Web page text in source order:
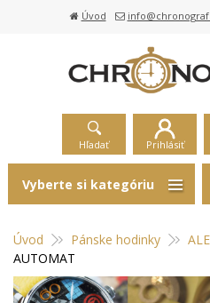
Úvod
Hľadať Prihlásiť
Úvod Pánske hodinky
AUTOMAT
Vyberte si kategóriu